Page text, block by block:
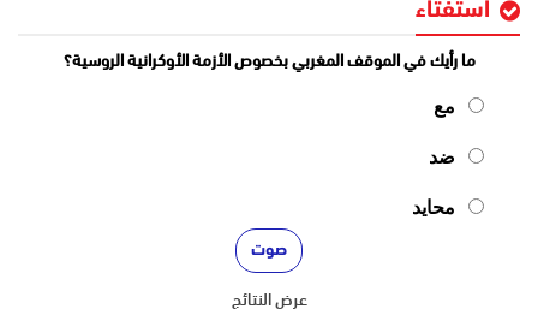
استفتاء
ما رأيك في الموقف المغربي بخصوص الأزمة الأوكرانية الروسية؟
مع
ضد
محايد
عرض النتائج